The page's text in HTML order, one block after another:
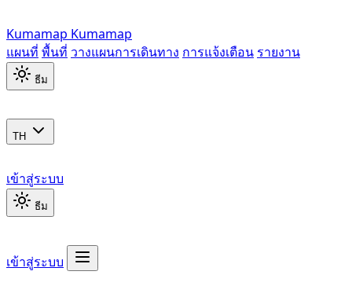
Kumamap Kumamap
แผนที่ พื้นที่ วางแผนการเดินทาง การแจ้งเตือน รายงาน
ธีม
TH
เข้าสู่ระบบ
ธีม
เข้าสู่ระบบ